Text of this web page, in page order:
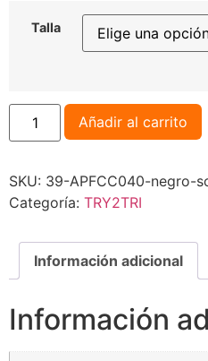
Talla
Añadir al carrito
SKU: 39-APFCC040-negro-
Categoría: TRY2TRI
Información adicional
Información